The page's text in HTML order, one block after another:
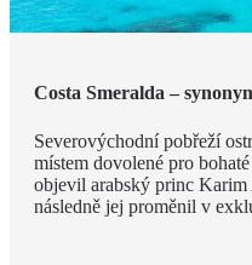
Costa Smeralda –
Severovýchodní pobřeží
místem dovolené pro
objevil arabský princ
následně jej proměnil v